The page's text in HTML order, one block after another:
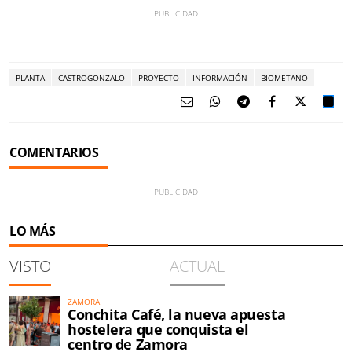
PLANTA CASTROGONZALO PROYECTO INFORMACIÓN BIOMETANO
COMENTARIOS
LO MÁS
VISTO ACTUAL
ZAMORA
Conchita Café, la nueva apuesta
hostelera que conquista el
centro de Zamora